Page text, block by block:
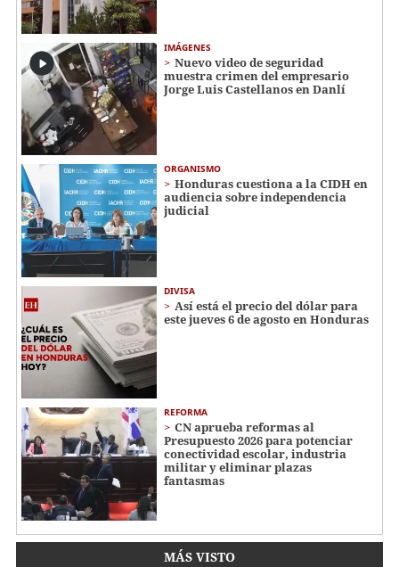
IMÁGENES
Nuevo video de seguridad
muestra crimen del empresario
Jorge Luis Castellanos en Danlí
ORGANISMO
Honduras cuestiona a la CIDH en
audiencia sobre independencia
judicial
DIVISA
Así está el precio del dólar para
este jueves 6 de agosto en Honduras
REFORMA
CN aprueba reformas al
Presupuesto 2026 para potenciar
conectividad escolar, industria
militar y eliminar plazas
fantasmas
MÁS VISTO